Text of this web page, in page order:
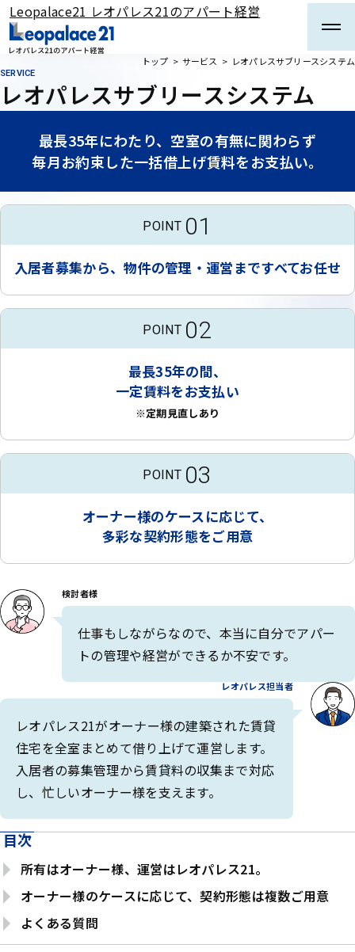
メインコンテンツまでスキップする
Leopalace21 レオパレス21のアパート経営
トップ サービス レオパレスサブリースシステム
レオパレスサブリースシステム
SERVICE
最長35年にわたり、空室の有無に関わらず
毎月お約束した一括借上げ賃料をお支払い。
POINT 01
入居者募集から、物件の管理・運営まですべてお任せ
POINT 02
最長35年の間、
一定賃料をお支払い
※定期見直しあり
POINT 03
オーナー様のケースに応じて、
多彩な契約形態をご用意
検討者様
仕事もしながらなので、本当に自分でアパー
トの管理や経営ができるか不安です。
レオパレス担当者
レオパレス21がオーナー様の建築された賃貸
住宅を全室まとめて借り上げて運営します。
入居者の募集管理から賃貸料の収集まで対応
し、忙しいオーナー様を支えます。
目次
所有はオーナー様、運営はレオパレス21。
オーナー様のケースに応じて、契約形態は複数ご用意
よくある質問